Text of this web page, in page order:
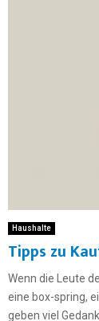
Haushalte
Tipps zu
Wenn die Leute
eine box-spring,
geben viel